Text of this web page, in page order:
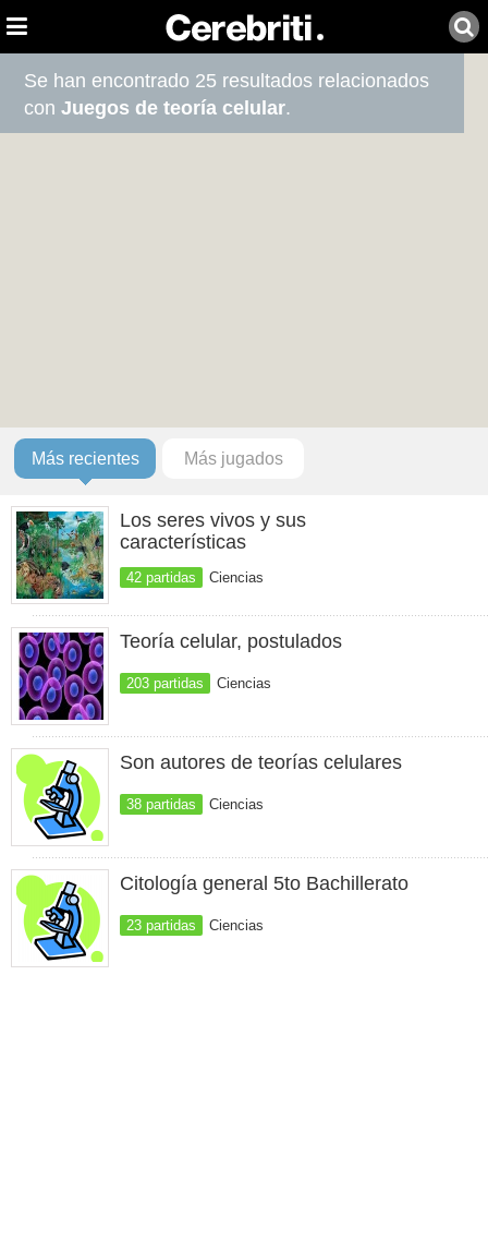
Se han encontrado 25 resultados relacionados
conJuegos de teoría celular.
Más recientes Más jugados
Los seres vivos y sus
características
42 partidas Ciencias
Teoría celular, postulados
203 partidas Ciencias
Son autores de teorías celulares
38 partidas Ciencias
Citología general 5to Bachillerato
23 partidas Ciencias